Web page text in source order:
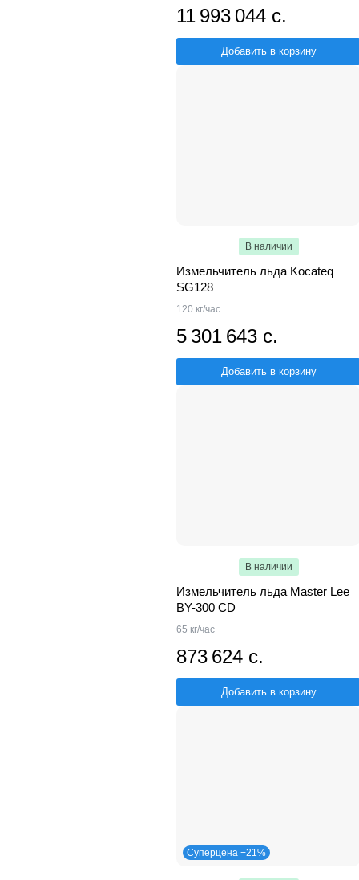
11 993 044 с.
Добавить в корзину
В наличии
Измельчитель льда Kocateq
SG128
120 кг/час
5 301 643 с.
Добавить в корзину
В наличии
Измельчитель льда Master Lee
BY-300 CD
65 кг/час
873 624 с.
Добавить в корзину
Суперцена −21%